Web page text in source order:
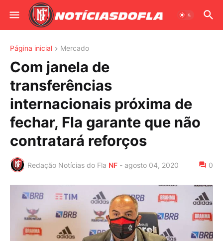
Página inicial Mercado
Com janela de
transferências
internacionais próxima de
fechar, Fla garante que não
contratará reforços
Redação Notícias do Fla NF - agosto 04, 2020 0